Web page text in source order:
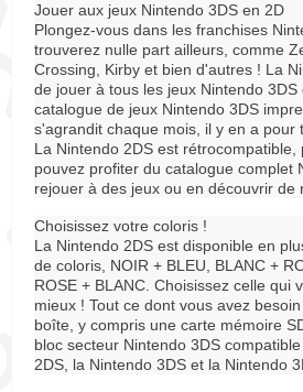
Jouer aux jeux Nintendo 3DS en 2D
Plongez-vous dans les franchises
trouverez nulle part ailleurs, comme
Crossing, Kirby et bien d'autres ! La
de jouer à tous les jeux Nintendo 3DS
catalogue de jeux Nintendo 3DS
s'agrandit chaque mois, il y en a pour
La Nintendo 2DS est
pouvez profiter du catalogue complet
rejouer à des jeux ou en découvrir de
Choisissez votre coloris !
La Nintendo 2DS est disponible en
de coloris, NOIR + BLEU, BLANC +
ROSE + BLANC. Choisissez celle qui
mieux ! Tout ce dont vous avez
boîte, y compris une carte mémoire
bloc secteur Nintendo 3DS
2DS, la Nintendo 3DS et la Nintendo